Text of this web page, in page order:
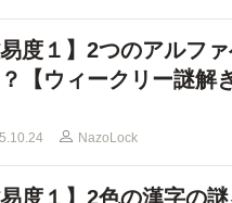
易度１】2つのアルフ
【ウィークリー謎解
NazoLock
易度１】2色の漢字の